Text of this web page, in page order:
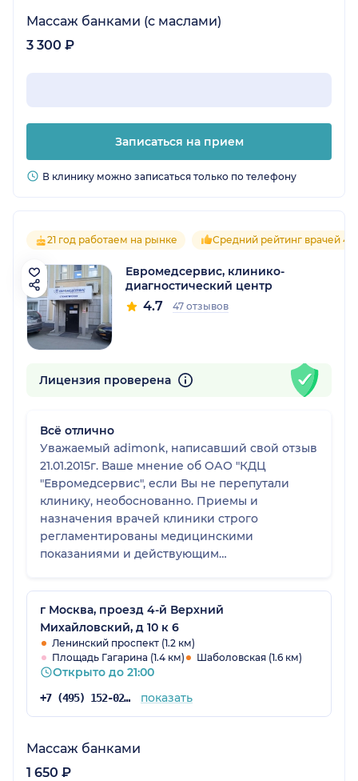
Массаж банками (с маслами)
3 300 ₽
Записаться на прием
В клинику можно записаться только по телефону
21 год работаем на рынке Средний рейтинг врачей 4.7
Евромедсервис, клинико-
диагностический центр
4.7 47 отзывов
Лицензия проверена
Всё отлично
Уважаемый adimonk, написавший свой отзыв
21.01.2015г. Ваше мнение об ОАО "КДЦ
"Евромедсервис", если Вы не перепутали
клинику, необоснованно. Приемы и
назначения врачей клиники строго
регламентированы медицинскими
показаниями и действующим
(протоколы и стандарты оказания
медицинской помощи), а также программами
ДМС. Если у Вас возникают сомнения по
тактике лечения, необходимо обращаться
для разъяснений к главному врачу клиники
Настюковой Е.Г. устно или в письменной
форме, а не писать в интернете отзывы,
"Евромедсервис" Байрамукова Т.С.
г Москва, проезд 4-й Верхний
Михайловский, д 10 к 6
Ленинский проспект (1.2 км)
Площадь Гагарина (1.4 км)
Шаболовская (1.6 км)
Открыто до 21:00
+7 (495) 152-02-96 показать
Массаж банками
1 650 ₽